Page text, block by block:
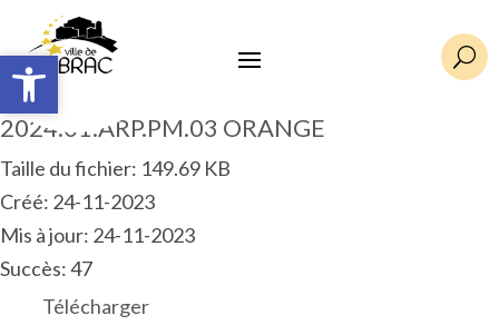
Ouvrir la barre d’outils U
2024.01.ARP.PM.03 ORANGE
Taille du fichier: 149.69 KB
Créé: 24-11-2023
Mis à jour: 24-11-2023
Succès: 47
Télécharger
Ouvrir la barre d’outils